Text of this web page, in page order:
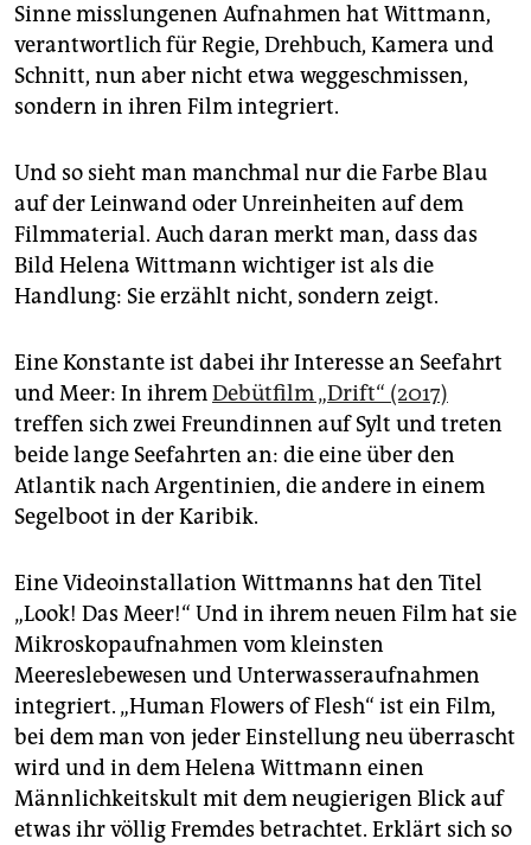
Sinne misslungenen Aufnahmen hat Wittmann,
verantwortlich für Regie, Drehbuch, Kamera und
Schnitt, nun aber nicht etwa weggeschmissen,
sondern in ihren Film integriert.
Und so sieht man manchmal nur die Farbe Blau
auf der Leinwand oder Unreinheiten auf dem
Filmmaterial. Auch daran merkt man, dass das
Bild Helena Wittmann wichtiger ist als die
Handlung: Sie erzählt nicht, sondern zeigt.
Eine Konstante ist dabei ihr Interesse an Seefahrt
und Meer: In ihremDebütfilm „Drift“ (2017)
treffen sich zwei Freundinnen auf Sylt und treten
beide lange Seefahrten an: die eine über den
Atlantik nach Argentinien, die andere in einem
Segelboot in der Karibik.
Eine Videoinstallation Wittmanns hat den Titel
„Look! Das Meer!“ Und in ihrem neuen Film hat sie
Mikroskopaufnahmen vom kleinsten
Meereslebewesen und Unterwasseraufnahmen
integriert. „Human Flowers of Flesh“ ist ein Film,
bei dem man von jeder Einstellung neu überrascht
wird und in dem Helena Wittmann einen
Männlichkeitskult mit dem neugierigen Blick auf
etwas ihr völlig Fremdes betrachtet. Erklärt sich so